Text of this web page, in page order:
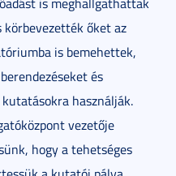
őket az
is bemehettek,
és
használják.
vezetője
hogy a tehetséges